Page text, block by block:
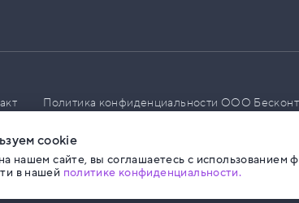
Политика конфиденциальности ООО
cookie
нашем сайте, вы соглашаетесь с использованием
в нашей политике конфиденциальности.